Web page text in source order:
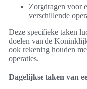
Zorgdragen voor
verschillende
Deze specifieke taken
doelen van de
ook rekening houden
operaties.
Dagelijkse taken van